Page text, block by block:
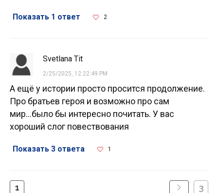
Показать 1 ответ 2
Svetlana Tit
2/25/2025, 12:22:49 PM
А ещё у истории просто просится продолжение.
Про братьев героя и возможно про сам
мир...было бы интересно почитать. У вас
хороший слог повествования
Показать 3 ответа 1
1 3